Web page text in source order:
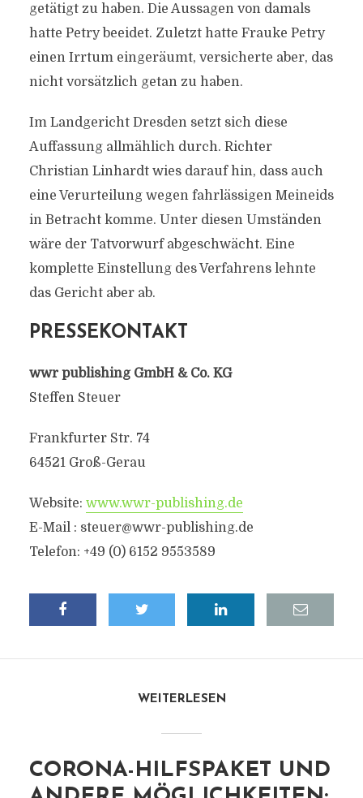
getätigt zu haben. Die Aussagen von damals
hatte Petry beeidet. Zuletzt hatte Frauke Petry
einen Irrtum eingeräumt, versicherte aber, das
nicht vorsätzlich getan zu haben.
Im Landgericht Dresden setzt sich diese
Auffassung allmählich durch. Richter
Christian Linhardt wies darauf hin, dass auch
eine Verurteilung wegen fahrlässigen Meineids
in Betracht komme. Unter diesen Umständen
wäre der Tatvorwurf abgeschwächt. Eine
komplette Einstellung des Verfahrens lehnte
das Gericht aber ab.
PRESSEKONTAKT
wwr publishing GmbH & Co. KG
Steffen Steuer
Frankfurter Str. 74
64521 Groß-Gerau
Website: www.wwr-publishing.de
E-Mail : steuer@wwr-publishing.de
Telefon: +49 (0) 6152 9553589
WEITERLESEN
CORONA-HILFSPAKET UND